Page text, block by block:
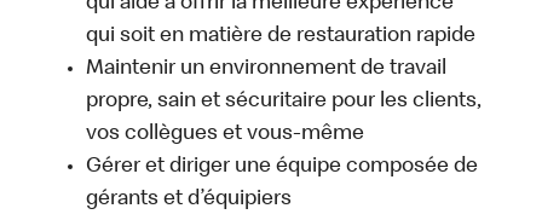
qui soit en matière de restauration rapide
Maintenir un environnement de travail
propre, sain et sécuritaire pour les clients,
vos collègues et vous-même
Gérer et diriger une équipe composée de
gérants et d’équipiers